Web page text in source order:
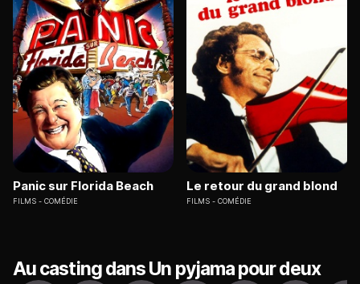
Panic sur Florida Beach
FILMS COMÉDIE
Le retour du grand blond
FILMS COMÉDIE
Au casting dans Un pyjama pour deux